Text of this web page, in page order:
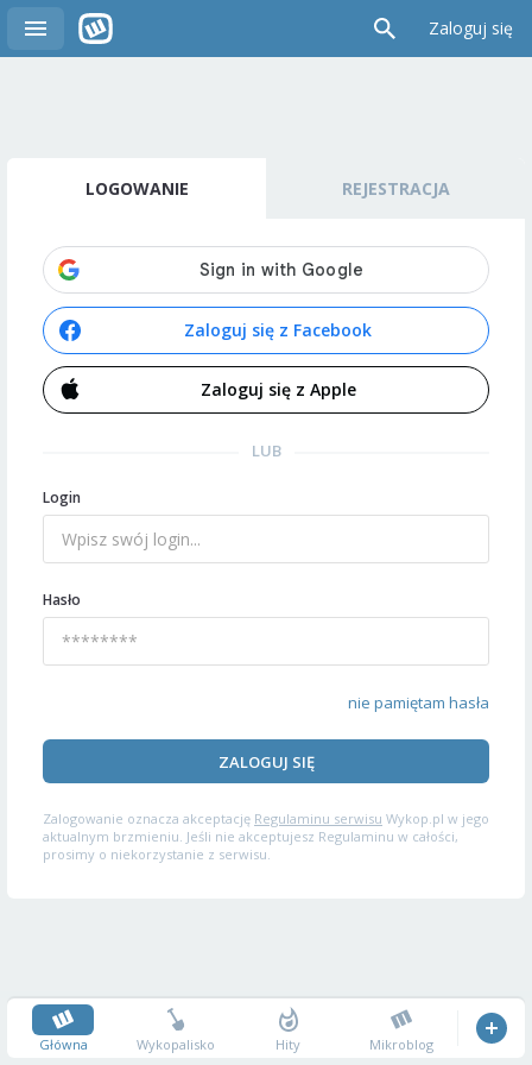
Zaloguj się
LOGOWANIE REJESTRACJA
Zaloguj się z Facebook
Zaloguj się z Apple
LUB
Login
Hasło
nie pamiętam hasła
ZALOGUJ SIĘ
Zalogowanie oznacza akceptację Regulaminu serwisu Wykop.pl w jego
aktualnym brzmieniu. Jeśli nie akceptujesz Regulaminu w całości,
prosimy o niekorzystanie z serwisu.
Główna Wykopalisko Hity Mikroblog